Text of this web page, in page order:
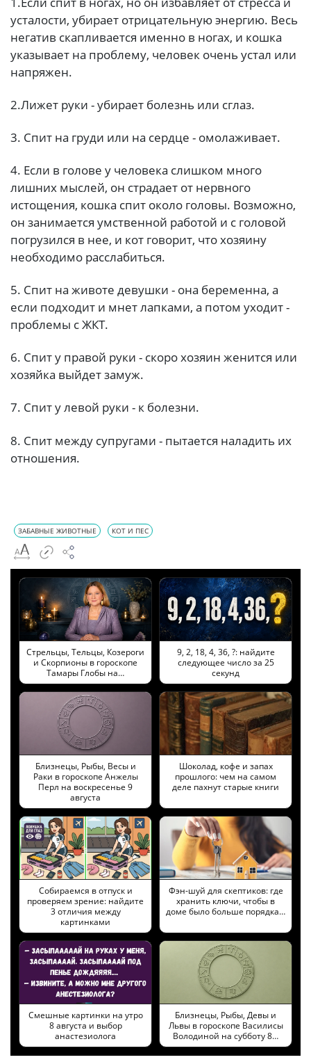
усталости, убирает отрицательную энергию. Весь
негатив скапливается именно в ногах, и кошка
указывает на проблему, человек очень устал или
напряжен.
2.Лижет руки - убирает болезнь или сглаз.
3. Cпит на груди или на сердце - омолаживает.
4. Если в голове у человека слишком много
лишних мыслей, он страдает от нервного
истощения, кошка спит около головы. Возможно,
он занимается умственной работой и с головой
погрузился в нее, и кот говорит, что хозяину
необходимо расслабиться.
5. Спит на животе девушки - она беременна, а
если подходит и мнет лапками, а потом уходит -
проблемы с ЖКТ.
6. Спит у правой руки - скоро хозяин женится или
хозяйка выйдет замуж.
7. Cпит у левой руки - к болезни.
8. Cпит между супругами - пытается наладить их
отношения.
ЗАБАВНЫЕ ЖИВОТНЫЕ КОТ И ПЕС
Стрельцы, Тельцы, Козероги
и Скорпионы в гороскопе
Тамары Глобы на…
9, 2, 18, 4, 36, ?: найдите
следующее число за 25
секунд
Близнецы, Рыбы, Весы и
Раки в гороскопе Анжелы
Перл на воскресенье 9
августа
Шоколад, кофе и запах
прошлого: чем на самом
деле пахнут старые книги
Собираемся в отпуск и
проверяем зрение: найдите
3 отличия между
картинками
Фэн-шуй для скептиков: где
хранить ключи, чтобы в
доме было больше порядка…
Смешные картинки на утро
8 августа и выбор
анастезиолога
Близнецы, Рыбы, Девы и
Львы в гороскопе Василисы
Володиной на субботу 8…